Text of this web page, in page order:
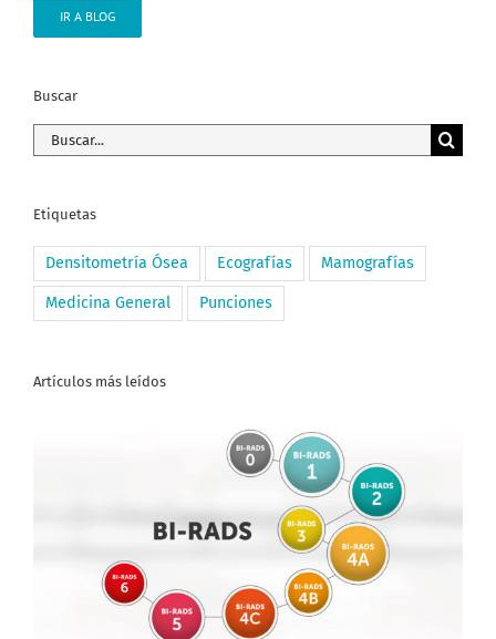
IR A BLOG
Buscar
Buscar:
Etiquetas
Densitometría Ósea Ecografías Mamografías
Medicina General Punciones
Artículos más leídos